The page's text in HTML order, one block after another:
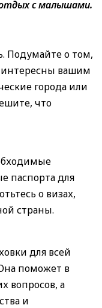
с малышами.
Подумайте о том,
интересны вашим
города или
что
паспорта для
о визах,
страны.
для всей
поможет в
вопросов, а
и